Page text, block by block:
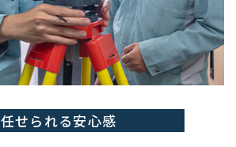
任せられる安心感